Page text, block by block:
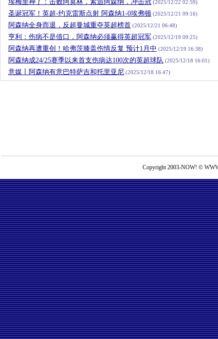
埃梅里神了：击败阿莫林，紧追阿森纳，冲击冠 (2025/12/22 02:59)
圣诞冠军！英超-约克雷斯点射 阿森纳1-0埃弗顿 (2025/12/21 09:16)
阿森纳全身而退，反超曼城重夺英超榜首 (2025/12/21 06:48)
亨利：伤病不是借口，阿森纳必须赢得英超冠军 (2025/12/19 09:25)
阿森纳再遭重创！哈弗茨膝盖伤情反复 预计1月中 (2025/12/19 16:38)
阿森纳成24/25赛季以来首支伤病达100次的英超球队 (2025/12/18 16:01)
意媒丨阿森纳有意巴特萨吉和托里亚尼 (2025/12/18 16:47)
Copyright 2003-NOW! ©